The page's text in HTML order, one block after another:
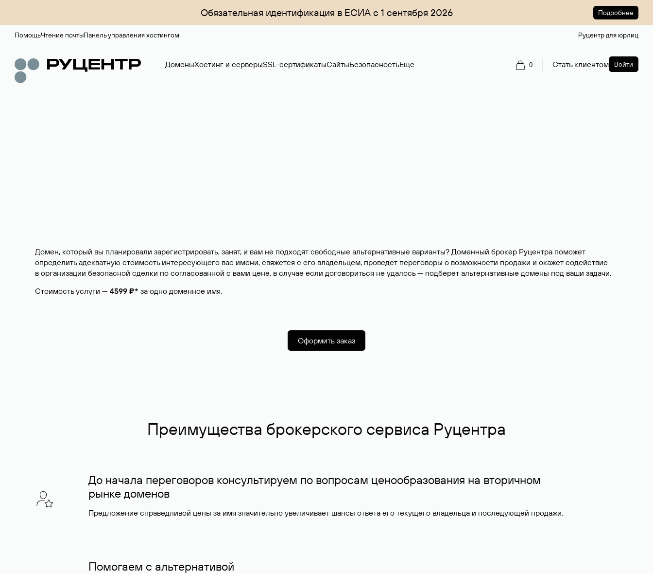
Обязательная идентификация в ЕСИА с 1 сентября 2026 Подробнее
ПомощьЧтение почтыПанель управления хостингом Руцентр для юрлиц
ДоменыХостинг и серверыSSL-сертификатыСайтыБезопасностьЕще 0 Стать клиентом Войти
Домен, который вы планировали зарегистрировать, занят, и вам не подходят свободные альтернативные варианты? Доменный брокер Руцентра поможет
определить адекватную стоимость интересующего вас имени, свяжется с его владельцем, проведет переговоры о возможности продажи и окажет содействие
в организации безопасной сделки по согласованной с вами цене, в случае если договориться не удалось — подберет альтернативные домены под ваши задачи.
Стоимость услуги — 4599 ₽* за одно доменное имя.
Оформить заказ
Преимущества брокерского сервиса Руцентра
До начала переговоров консультируем по вопросам ценообразования на вторичном
рынке доменов
Предложение справедливой цены за имя значительно увеличивает шансы ответа его текущего владельца и последующей продажи.
Помогаем с альтернативой